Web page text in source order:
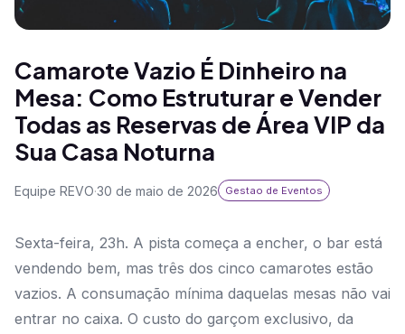
Camarote Vazio É Dinheiro na
Mesa: Como Estruturar e Vender
Todas as Reservas de Área VIP da
Sua Casa Noturna
Equipe REVO·30 de maio de 2026 Gestao de Eventos
Sexta-feira, 23h. A pista começa a encher, o bar está
vendendo bem, mas três dos cinco camarotes estão
vazios. A consumação mínima daquelas mesas não vai
entrar no caixa. O custo do garçom exclusivo, da